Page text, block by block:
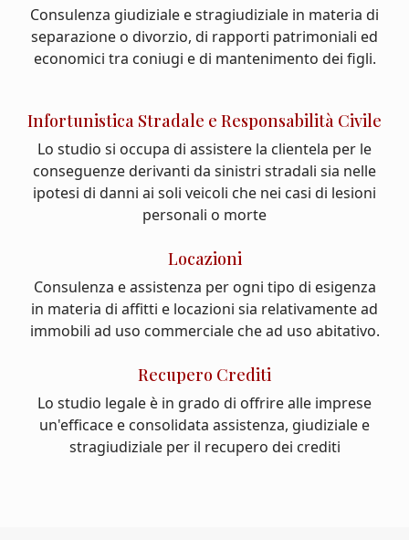
Consulenza giudiziale e stragiudiziale in materia di
separazione o divorzio, di rapporti patrimoniali ed
economici tra coniugi e di mantenimento dei figli.
Infortunistica Stradale e Responsabilità Civile
Lo studio si occupa di assistere la clientela per le
conseguenze derivanti da sinistri stradali sia nelle
ipotesi di danni ai soli veicoli che nei casi di lesioni
personali o morte
Locazioni
Consulenza e assistenza per ogni tipo di esigenza
in materia di affitti e locazioni sia relativamente ad
immobili ad uso commerciale che ad uso abitativo.
Recupero Crediti
Lo studio legale è in grado di offrire alle imprese
un'efficace e consolidata assistenza, giudiziale e
stragiudiziale per il recupero dei crediti